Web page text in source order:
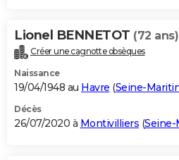
Lionel BENNETOT (72 ans)
Créer une cagnotte obsèques
Naissance
19/04/1948 au Havre (Seine-
Décès
26/07/2020 à Montivilliers (